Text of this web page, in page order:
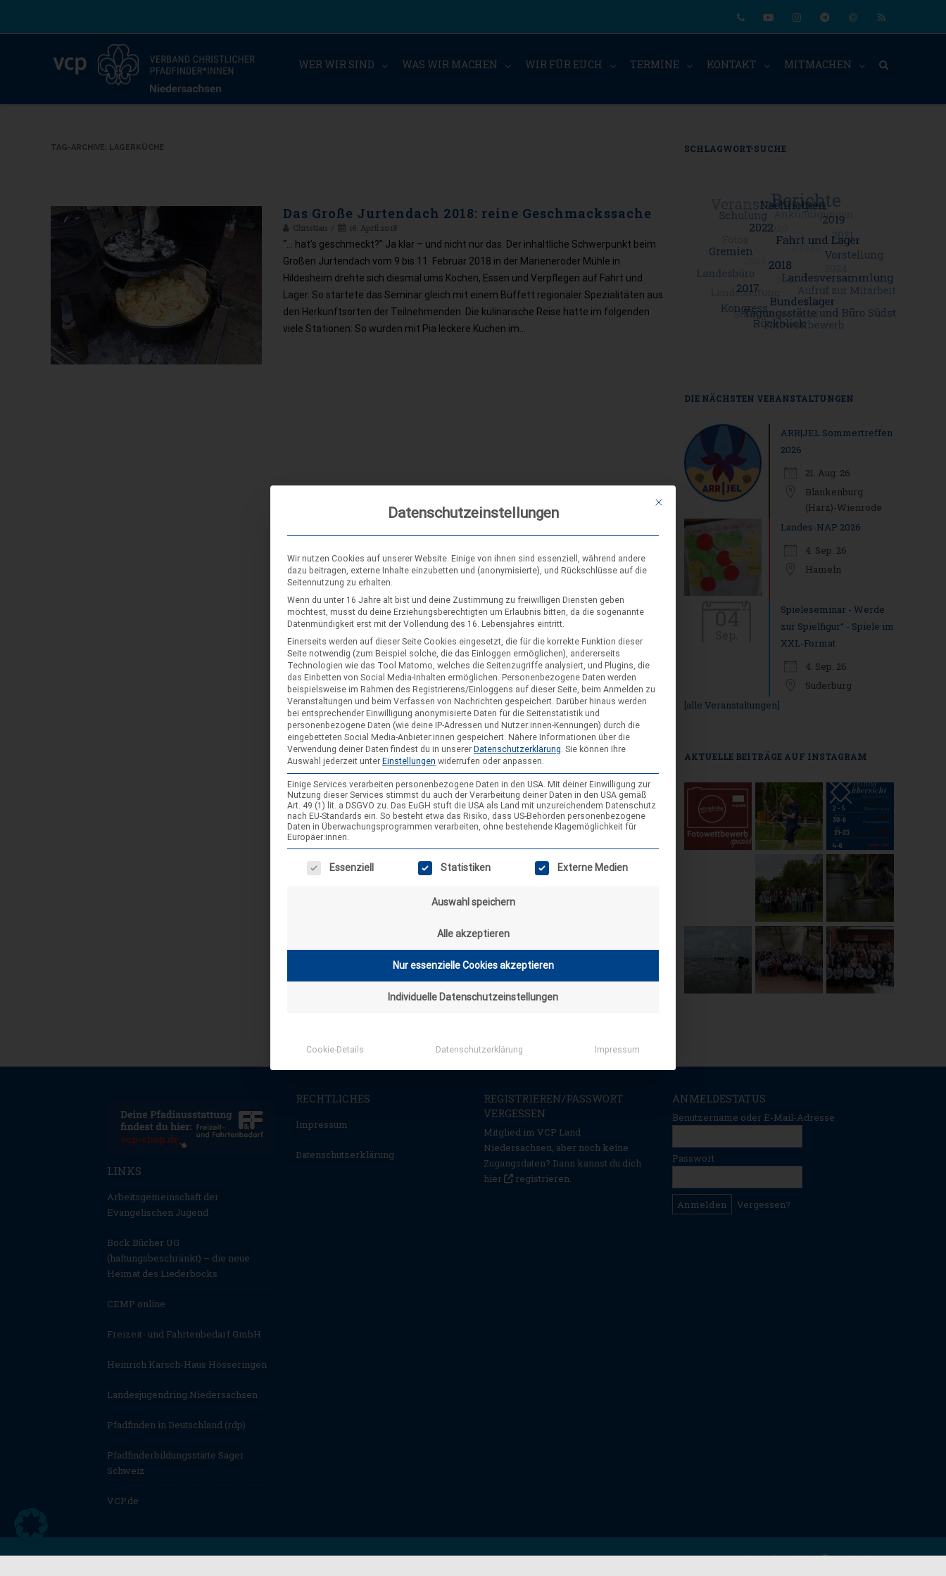
WER WIR SIND WAS WIR MACHEN WIR FÜR EUCH TERMINE KONTAKT MITMACHEN
TAG-ARCHIVE: LAGERKÜCHE
Das Große Jurtendach 2018: reine Geschmackssache
Christian 16. April 2018
“… hat’s geschmeckt?” Ja klar – und nicht nur das. Der inhaltliche Schwerpunkt beim
Großen Jurtendach vom 9 bis 11. Februar 2018 in der Marieneroder Mühle in
Hildesheim drehte sich diesmal ums Kochen, Essen und Verpflegen auf Fahrt und
Lager. So startete das Seminar gleich mit einem Büffett regionaler Spezialitäten aus
den Herkunftsorten der Teilnehmenden. Die kulinarische Reise hatte im folgenden
viele Stationen: So wurden mit Pia leckere Kuchen im…
SCHLAGWORT-SUCHE
DIE NÄCHSTEN VERANSTALTUNGEN
ARR|JEL Sommertreffen
2026
21. Aug. 26
Blankenburg
(Harz)-Wienrode
Landes-NAP 2026
4. Sep. 26
Hameln
Spieleseminar - Werde
zur Spielfigur“ - Spiele im
XXL-Format
4. Sep. 26
Suderburg
[alle Veranstaltungen]
AKTUELLE BEITRÄGE AUF INSTAGRAM
LINKS
Arbeitsgemeinschaft der
Evangelischen Jugend
Bock Bücher UG
(haftungsbeschränkt) – die neue
Heimat des Liederbocks
CEMP online
Freizeit- und Fahrtenbedarf GmbH
Heinrich Karsch-Haus Hösseringen
Landesjugendring Niedersachsen
Pfadfinden in Deutschland (rdp)
Pfadfinderbildungsstätte Sager
Schweiz
VCP.de
RECHTLICHES
Impressum
Datenschutzerklärung
REGISTRIEREN/PASSWORT
VERGESSEN
Mitglied im VCP Land
Niedersachsen, aber noch keine
Zugangsdaten? Dann kannst du dich
hier
registrieren.
ANMELDESTATUS
Benutzername oder E-Mail-Adresse
Passwort
Vergessen?
Mit diesem Button wird der Dialog geschlossen. Seine Funktionalität ist
Datenschutzeinstellungen
Wir nutzen Cookies auf unserer Website. Einige von ihnen sind essenziell, während andere
dazu beitragen, externe Inhalte einzubetten und (anonymisierte), und Rückschlüsse auf die
Seitennutzung zu erhalten.
Wenn du unter 16 Jahre alt bist und deine Zustimmung zu freiwilligen Diensten geben
möchtest, musst du deine Erziehungsberechtigten um Erlaubnis bitten, da die sogenannte
Datenmündigkeit erst mit der Vollendung des 16. Lebensjahres eintritt.
Einerseits werden auf dieser Seite Cookies eingesetzt, die für die korrekte Funktion dieser
Seite notwendig (zum Beispiel solche, die das Einloggen ermöglichen), andererseits
Technologien wie das Tool Matomo, welches die Seitenzugriffe analysiert, und Plugins, die
das Einbetten von Social Media-Inhalten ermöglichen. Personenbezogene Daten werden
beispielsweise im Rahmen des Registrierens/Einloggens auf dieser Seite, beim Anmelden zu
Veranstaltungen und beim Verfassen von Nachrichten gespeichert. Darüber hinaus werden
bei entsprechender Einwilligung anonymisierte Daten für die Seitenstatistik und
personenbezogene Daten (wie deine IP-Adressen und Nutzer:innen-Kennungen) durch die
eingebetteten Social Media-Anbieter:innen gespeichert. Nähere Informationen über die
Verwendung deiner Daten findest du in unserer Datenschutzerklärung Sie können Ihre
Auswahl jederzeit unter Einstellungen widerrufen oder anpassen.
Einige Services verarbeiten personenbezogene Daten in den USA. Mit deiner Einwilligung zur
Nutzung dieser Services stimmst du auch der Verarbeitung deiner Daten in den USA gemäß
Art. 49 (1) lit. a DSGVO zu. Das EuGH stuft die USA als Land mit unzureichendem Datenschutz
nach EU-Standards ein. So besteht etwa das Risiko, dass US-Behörden personenbezogene
Daten in Überwachungsprogrammen verarbeiten, ohne bestehende Klagemöglichkeit für
Europäer:innen.
Es folgt eine Liste der Service-Gruppen, für die eine Einwilligung erteilt werden kann. Die erste Service-Gruppe ist essenziell und kann nicht
Essenziell Statistiken Externe Medien
Auswahl speichern
Alle akzeptieren
Nur essenzielle Cookies akzeptieren
Individuelle Datenschutzeinstellungen
Cookie-Details Datenschutzerklärung Impressum